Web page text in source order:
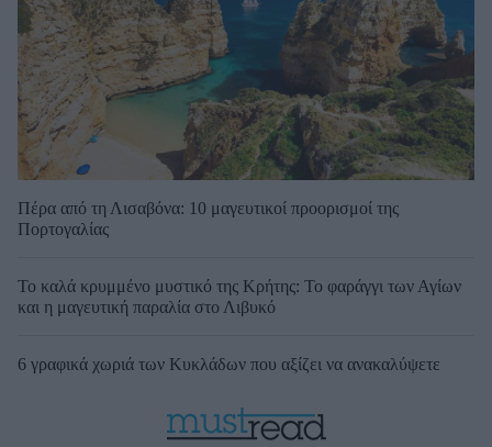
Πέρα από τη Λισαβόνα: 10 μαγευτικοί προορισμοί της
Πορτογαλίας
Το καλά κρυμμένο μυστικό της Κρήτης: Το φαράγγι των Αγίων
και η μαγευτική παραλία στο Λιβυκό
6 γραφικά χωριά των Κυκλάδων που αξίζει να ανακαλύψετε